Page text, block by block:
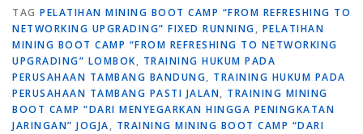
TAG PELATIHAN MINING BOOT CAMP “FROM REFRESHING TO
NETWORKING UPGRADING” FIXED RUNNING, PELATIHAN
MINING BOOT CAMP “FROM REFRESHING TO NETWORKING
UPGRADING” LOMBOK, TRAINING HUKUM PADA
PERUSAHAAN TAMBANG BANDUNG, TRAINING HUKUM PADA
PERUSAHAAN TAMBANG PASTI JALAN, TRAINING MINING
BOOT CAMP “DARI MENYEGARKAN HINGGA PENINGKATAN
JARINGAN” JOGJA, TRAINING MINING BOOT CAMP “DARI